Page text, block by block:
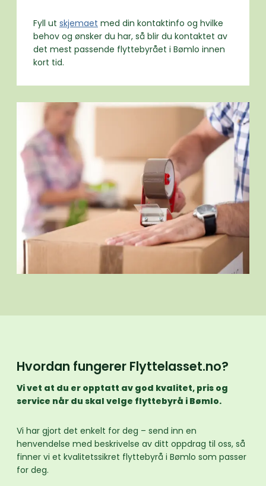
Fyll ut skjemaet med din kontaktinfo og hvilke
behov og ønsker du har, så blir du kontaktet av
det mest passende flyttebyrået i Bømlo innen
kort tid.
Hvordan fungerer Flyttelasset.no?
Vi vet at du er opptatt av god kvalitet, pris og
service når du skal velge flyttebyrå i Bømlo.
Vi har gjort det enkelt for deg – send inn en
henvendelse med beskrivelse av ditt oppdrag til oss, så
finner vi et kvalitetssikret flyttebyrå i Bømlo som passer
for deg.